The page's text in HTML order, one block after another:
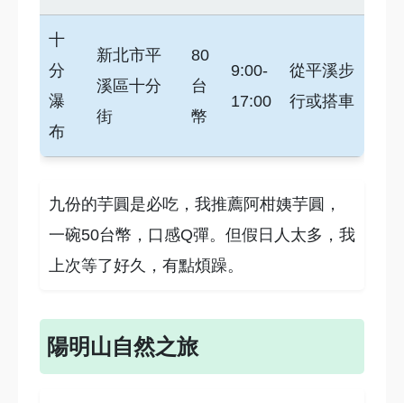
十
分
瀑
布
新北市平
溪區十分
街
80
台
幣
9:00-
17:00
從平溪步
行或搭車
九份的芋圓是必吃，我推薦阿柑姨芋圓，
一碗50台幣，口感Q彈。但假日人太多，我
上次等了好久，有點煩躁。
陽明山自然之旅